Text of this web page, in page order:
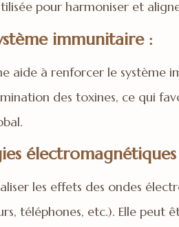
pour harmoniser et
immunitaire :
aide à renforcer le système
des toxines, ce qui
électromagnétiques
les effets des ondes
téléphones, etc.). Elle peut